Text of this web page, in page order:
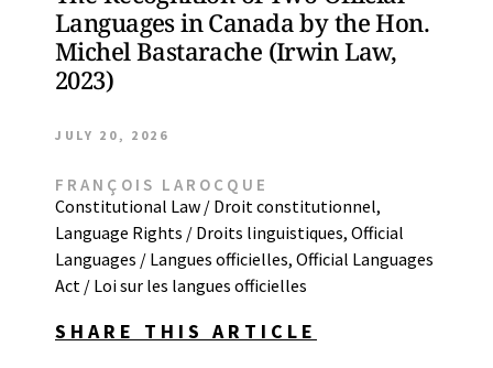
Languages in Canada by the Hon.
Michel Bastarache (Irwin Law,
2023)
JULY 20, 2026
FRANÇOIS LAROCQUE
Constitutional Law / Droit constitutionnel,
Language Rights / Droits linguistiques, Official
Languages / Langues officielles, Official Languages
Act / Loi sur les langues officielles
SHARE THIS ARTICLE